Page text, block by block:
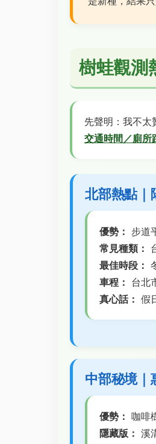
樹蛙觀測
先聲明：我不太
交通時間／廁所
北部熱點｜
優勢： 步道
常見種類：
最佳時段：
車程： 台北
真心話： 假
中部秘境｜
優勢： 咖啡
隱藏版： 溪